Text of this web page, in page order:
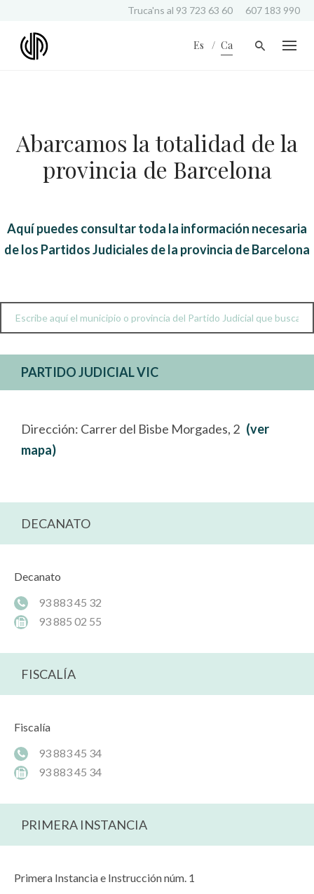
Truca'ns al 93 723 63 60 607 183 990
Es Ca
Abarcamos la totalidad de la
provincia de Barcelona
Aquí puedes consultar toda la información necesaria
de los Partidos Judiciales de la provincia de Barcelona
PARTIDO JUDICIAL VIC
Dirección: Carrer del Bisbe Morgades, 2 (ver
mapa)
DECANATO
Decanato
93 883 45 32
93 885 02 55
FISCALÍA
Fiscalía
93 883 45 34
93 883 45 34
PRIMERA INSTANCIA
Primera Instancia e Instrucción núm. 1